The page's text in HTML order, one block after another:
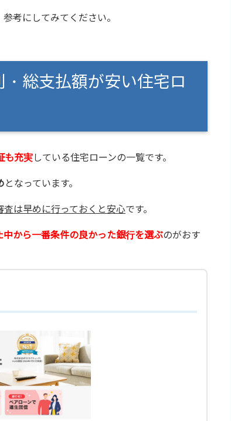
考にしてみてください。
・総支払額が安い住宅ロ
も充実している住宅ローンの一覧です。
となっています。
は早めに行っておくと安心です。
中から一番条件の良かった銀行を選ぶのがおす